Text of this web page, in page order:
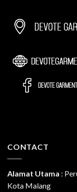
CONTACT
Alamat Utama :
Kota Malang